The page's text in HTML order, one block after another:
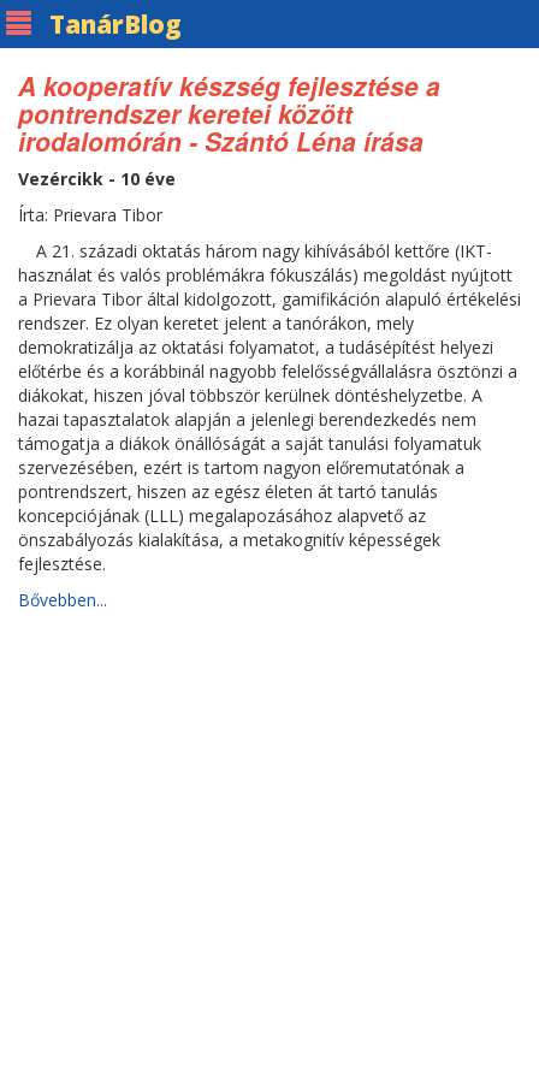
TanárBlog
A kooperatív készség fejlesztése a
pontrendszer keretei között
irodalomórán - Szántó Léna írása
Vezércikk - 10 éve
Írta: Prievara Tibor
A 21. századi oktatás három nagy kihívásából kettőre (IKT-
használat és valós problémákra fókuszálás) megoldást nyújtott
a Prievara Tibor által kidolgozott, gamifikáción alapuló értékelési
rendszer. Ez olyan keretet jelent a tanórákon, mely
demokratizálja az oktatási folyamatot, a tudásépítést helyezi
előtérbe és a korábbinál nagyobb felelősségvállalásra ösztönzi a
diákokat, hiszen jóval többször kerülnek döntéshelyzetbe. A
hazai tapasztalatok alapján a jelenlegi berendezkedés nem
támogatja a diákok önállóságát a saját tanulási folyamatuk
szervezésében, ezért is tartom nagyon előremutatónak a
pontrendszert, hiszen az egész életen át tartó tanulás
koncepciójának (LLL) megalapozásához alapvető az
önszabályozás kialakítása, a metakognitív képességek
fejlesztése.
Bővebben...